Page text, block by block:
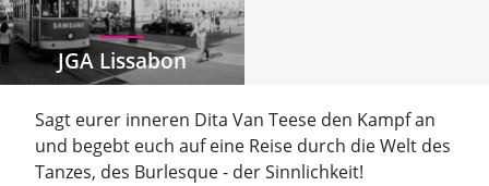
JGA Lissabon
Sagt eurer inneren Dita Van Teese den Kampf an
und begebt euch auf eine Reise durch die Welt des
Tanzes, des Burlesque - der Sinnlichkeit!